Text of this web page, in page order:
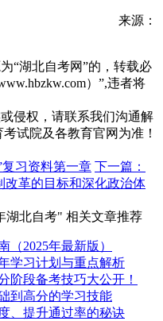
来源：
“湖北自考网”的，转载必
）”,违者将
侵权，请联系我们沟通解
试院及各教育官网为准！
复习资料第一章 下一篇：
改革的目标和深化政治体
湖北自考" 相关文章推荐
（2025年最新版）
学习计划与重点解析
阶段备考技巧大公开！
到高分的学习技能
、提升通过率的秘诀